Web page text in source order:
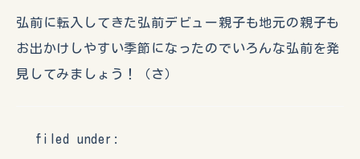
弘前に転入してきた弘前デビュー親子も地元の親子も
お出かけしやすい季節になったのでいろんな弘前を発
見してみましょう！（さ）
filed under: